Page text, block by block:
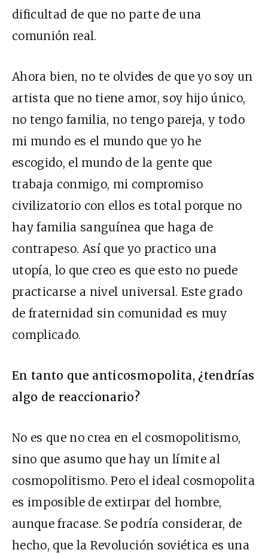
dificultad de que no parte de una
comunión real.
Ahora bien, no te olvides de que yo soy un
artista que no tiene amor, soy hijo único,
no tengo familia, no tengo pareja, y todo
mi mundo es el mundo que yo he
escogido, el mundo de la gente que
trabaja conmigo, mi compromiso
civilizatorio con ellos es total porque no
hay familia sanguínea que haga de
contrapeso. Así que yo practico una
utopía, lo que creo es que esto no puede
practicarse a nivel universal. Este grado
de fraternidad sin comunidad es muy
complicado.
En tanto que anticosmopolita, ¿tendrías
algo de reaccionario?
No es que no crea en el cosmopolitismo,
sino que asumo que hay un límite al
cosmopolitismo. Pero el ideal cosmopolita
es imposible de extirpar del hombre,
aunque fracase. Se podría considerar, de
hecho, que la Revolución soviética es una